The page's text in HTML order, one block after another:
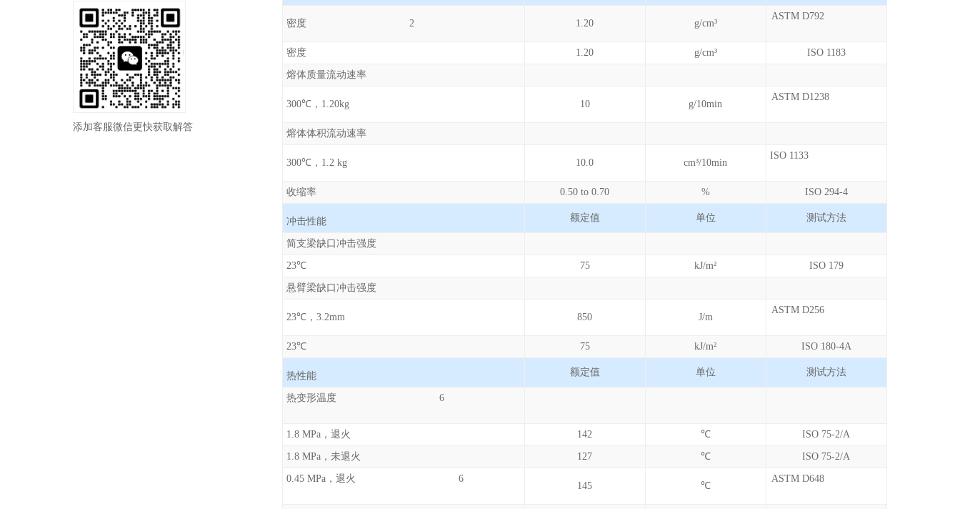
密度 2 1.20 g/cm³
ASTM D792
密度 1.20 g/cm³ ISO 1183
熔体质量流动速率
300℃，1.20kg 10 g/10min
ASTM D1238
熔体体积流动速率
300℃，1.2 kg 10.0 cm³/10min
ISO 1133
收缩率 0.50 to 0.70 % ISO 294-4
冲击性能 额定值 单位 测试方法
简支梁缺口冲击强度
23℃ 75 kJ/m² ISO 179
悬臂梁缺口冲击强度
23℃，3.2mm 850 J/m
ASTM D256
23℃ 75 kJ/m² ISO 180-4A
热性能 额定值 单位 测试方法
热变形温度 6
1.8 MPa，退火 142 ℃ ISO 75-2/A
1.8 MPa，未退火 127 ℃ ISO 75-2/A
0.45 MPa，退火 6
145 ℃
ASTM D648
添加客服微信更快获取解答